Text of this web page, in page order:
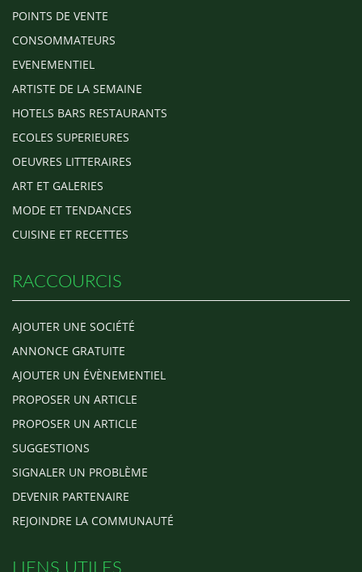
POINTS DE VENTE
CONSOMMATEURS
EVENEMENTIEL
ARTISTE DE LA SEMAINE
HOTELS BARS RESTAURANTS
ECOLES SUPERIEURES
OEUVRES LITTERAIRES
ART ET GALERIES
MODE ET TENDANCES
CUISINE ET RECETTES
RACCOURCIS
AJOUTER UNE SOCIÉTÉ
ANNONCE GRATUITE
AJOUTER UN ÉVÈNEMENTIEL
PROPOSER UN ARTICLE
PROPOSER UN ARTICLE
SUGGESTIONS
SIGNALER UN PROBLÈME
DEVENIR PARTENAIRE
REJOINDRE LA COMMUNAUTÉ
LIENS UTILES